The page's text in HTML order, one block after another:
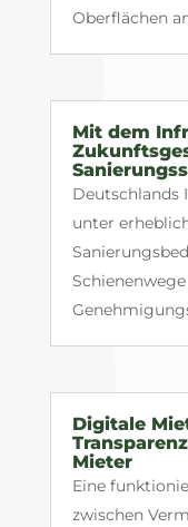
Oberflächen
Mit dem
Deutschlands
unter
Digitale
Mieter
Eine
zwischen